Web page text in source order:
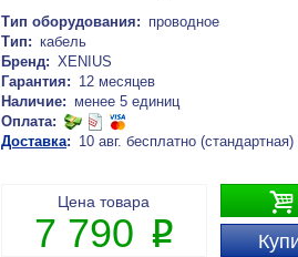
Тип оборудования: проводное
Тип: кабель
Бренд: XENIUS
Гарантия: 12 месяцев
Наличие: менее 5 единиц
Оплата:
Доставка: 10 авг. бесплатно (стандартная)

Цена товара
7 790 P